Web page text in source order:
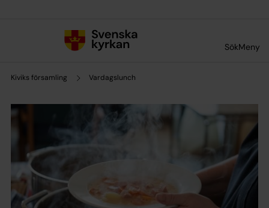
SökMeny
Kiviks församling Vardagslunch